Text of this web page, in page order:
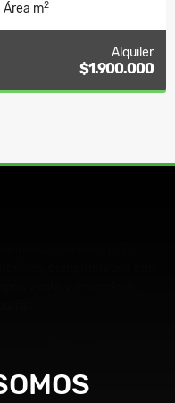
Área m2
Alquiler
$1.900.000